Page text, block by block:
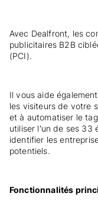
Avec Dealfront, les
publicitaires B2B
(PCI).
Il vous aide
les visiteurs de votre
et à automatiser le
utiliser l'un de ses 33
identifier les
potentiels.
Fonctionnalités